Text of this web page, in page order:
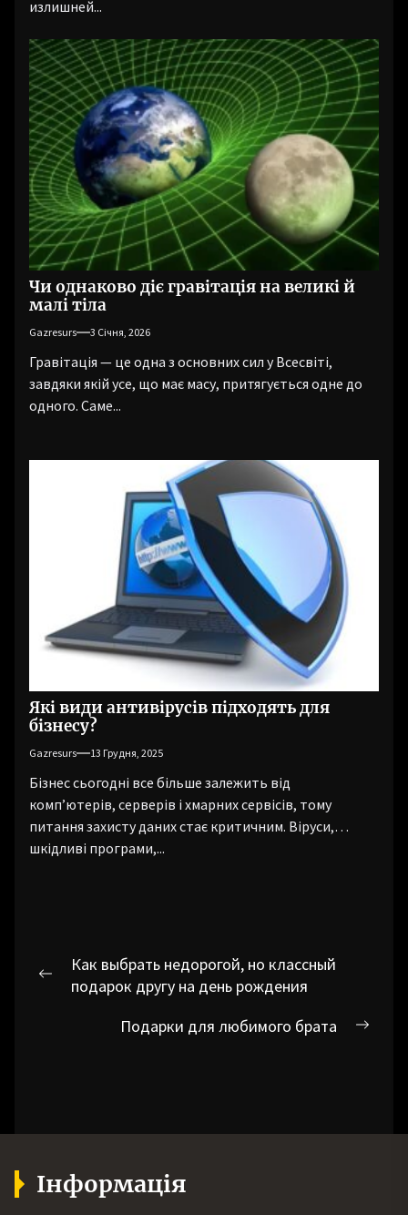
излишней...
Чи однаково діє гравітація на великі й
малі тіла
Gazresurs 3 Січня, 2026
Гравітація — це одна з основних сил у Всесвіті,
завдяки якій усе, що має масу, притягується одне до
одного. Саме...
Які види антивірусів підходять для
бізнесу?
Gazresurs 13 Грудня, 2025
Бізнес сьогодні все більше залежить від
комп’ютерів, серверів і хмарних сервісів, тому
питання захисту даних стає критичним. Віруси,
шкідливі програми,...
Навігація
записів
Попередній
Как выбрать недорогой, но классный
подарок другу на день рождения
Подарки для любимого брата
Інформація